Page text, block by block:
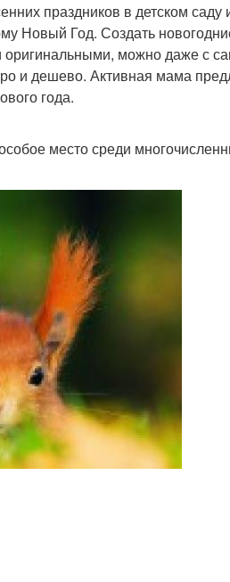
праздников в детском
Новый Год. Создать
оригинальными, можно даже с
и дешево. Активная мама
года.
место среди